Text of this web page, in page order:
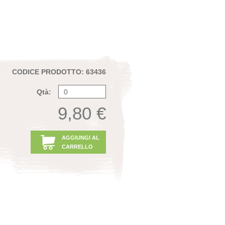
CODICE PRODOTTO: 63436
Qtà:
9,80 €
AGGIUNGI AL
CARRELLO